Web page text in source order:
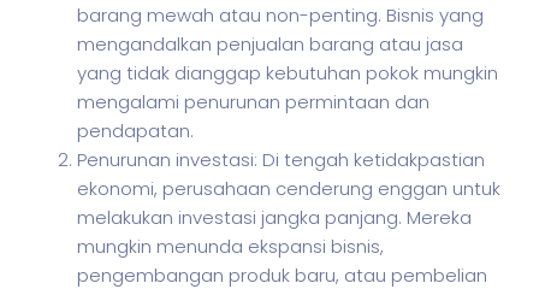
barang mewah atau non-penting. Bisnis yang
mengandalkan penjualan barang atau jasa
yang tidak dianggap kebutuhan pokok mungkin
mengalami penurunan permintaan dan
pendapatan.
Penurunan investasi: Di tengah ketidakpastian
ekonomi, perusahaan cenderung enggan untuk
melakukan investasi jangka panjang. Mereka
mungkin menunda ekspansi bisnis,
pengembangan produk baru, atau pembelian